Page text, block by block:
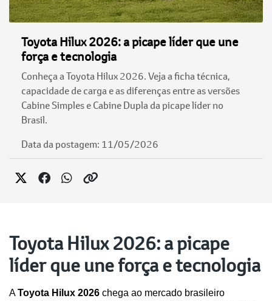
Toyota Hilux 2026: a picape líder que une
força e tecnologia
Conheça a Toyota Hilux 2026. Veja a ficha técnica,
capacidade de carga e as diferenças entre as versões
Cabine Simples e Cabine Dupla da picape líder no
Brasil.
Data da postagem: 11/05/2026
Toyota Hilux 2026: a picape
líder que une força e tecnologia
A Toyota Hilux 2026 chega ao mercado brasileiro